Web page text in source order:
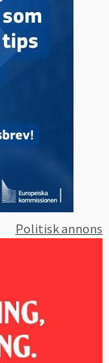
i ett
en av
i det
det
första
Politisk annons